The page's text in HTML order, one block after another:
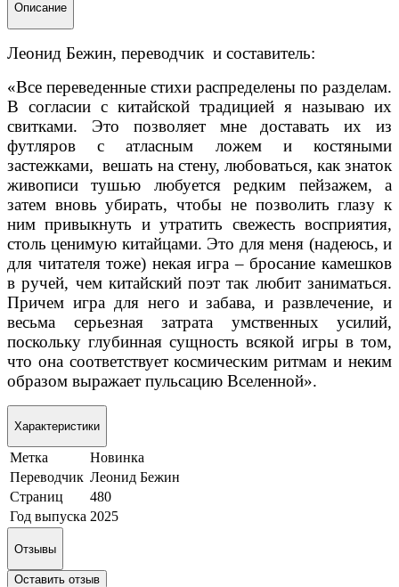
Описание
Леонид Бежин, переводчик и составитель:
«Все переведенные стихи распределены по разделам.
В согласии с китайской традицией я называю их
свитками. Это позволяет мне доставать их из
футляров с атласным ложем и костяными
застежками, вешать на стену, любоваться, как знаток
живописи тушью любуется редким пейзажем, а
затем вновь убирать, чтобы не позволить глазу к
ним привыкнуть и утратить свежесть восприятия,
столь ценимую китайцами. Это для меня (надеюсь, и
для читателя тоже) некая игра – бросание камешков
в ручей, чем китайский поэт так любит заниматься.
Причем игра для него и забава, и развлечение, и
весьма серьезная затрата умственных усилий,
поскольку глубинная сущность всякой игры в том,
что она соответствует космическим ритмам и неким
образом выражает пульсацию Вселенной».
Характеристики
Метка
Новинка
Переводчик Леонид Бежин
Страниц
480
Год выпуска 2025
Отзывы
Оставить отзыв